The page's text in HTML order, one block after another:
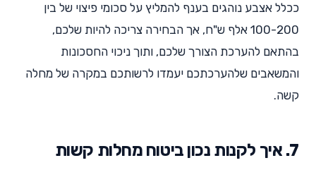
ככלל אצבע נוהגים בענף להמליץ על סכומי פיצוי של בין
100-200 אלף ש"ח, אך הבחירה צריכה להיות שלכם,
בהתאם להערכת הצורך שלכם, ותוך ניכוי החסכונות
והמשאבים שלהערכתכם יעמדו לרשותכם במקרה של מחלה
קשה.
7. איך לקנות נכון ביטוח מחלות קשות